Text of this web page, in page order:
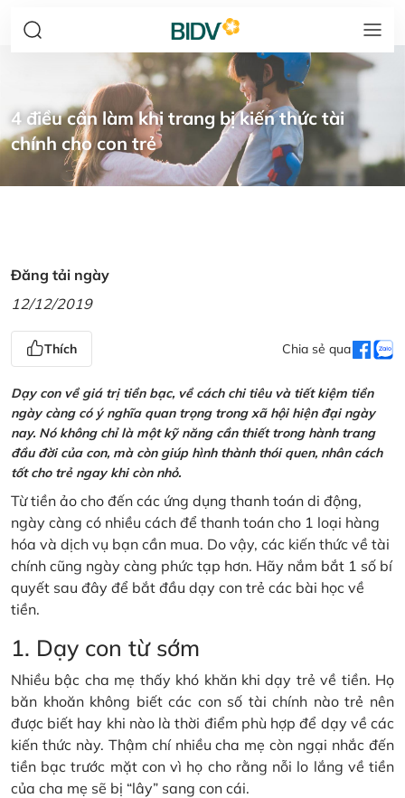
4 điều cần làm khi trang bị kiến thức tài
chính cho con trẻ
Đăng tải ngày
12/12/2019
Thích Chia sẻ qua
Dạy con về giá trị tiền bạc, về cách chi tiêu và tiết kiệm tiền
ngày càng có ý nghĩa quan trọng trong xã hội hiện đại ngày
nay. Nó không chỉ là một kỹ năng cần thiết trong hành trang
đầu đời của con, mà còn giúp hình thành thói quen, nhân cách
tốt cho trẻ ngay khi còn nhỏ.
Từ tiền ảo cho đến các ứng dụng thanh toán di động,
ngày càng có nhiều cách để thanh toán cho 1 loại hàng
hóa và dịch vụ bạn cần mua. Do vậy, các kiến thức về tài
chính cũng ngày càng phức tạp hơn. Hãy nắm bắt 1 số bí
quyết sau đây để bắt đầu dạy con trẻ các bài học về
tiền.
1. Dạy con từ sớm
Nhiều bậc cha mẹ thấy khó khăn khi dạy trẻ về tiền. Họ
băn khoăn không biết các con số tài chính nào trẻ nên
được biết hay khi nào là thời điểm phù hợp để dạy về các
kiến thức này. Thậm chí nhiều cha mẹ còn ngại nhắc đến
tiền bạc trước mặt con vì họ cho rằng nỗi lo lắng về tiền
của cha mẹ sẽ bị “lây” sang con cái.